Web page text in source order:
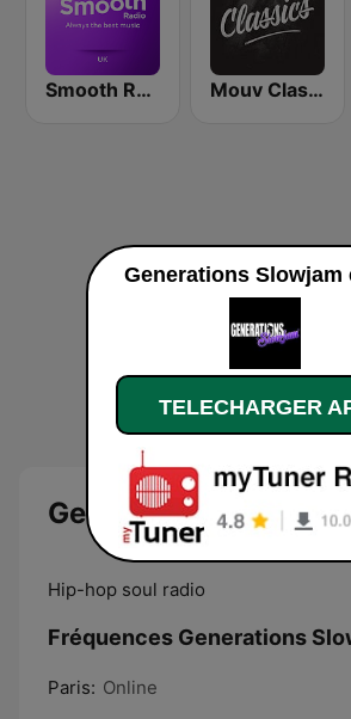
Smooth Radio UK Mouv Classics
Generations Slowjam
Hip-hop soul radio
Fréquences Generations
Paris: Online
TELECHARGER